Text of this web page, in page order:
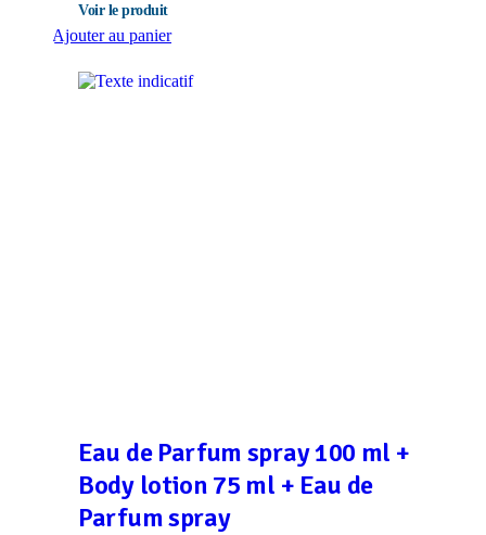
Ajouter au panier
Eau de Parfum spray 100 ml +
Body lotion 75 ml + Eau de
Parfum spray